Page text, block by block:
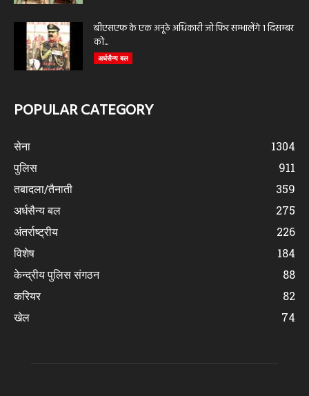
बीएसएफ के एक अनूठे अधिकारी जो फिर सम्भालेंगे 1 दिसम्बर
को...
अर्धसैन्य बल
POPULAR CATEGORY
सेना
1304
पुलिस
911
तबादला/तैनाती
359
अर्धसैन्य बल
275
अंतर्राष्ट्रीय
226
विशेष
184
केन्द्रीय पुलिस संगठन
88
करियर
82
खेल
74